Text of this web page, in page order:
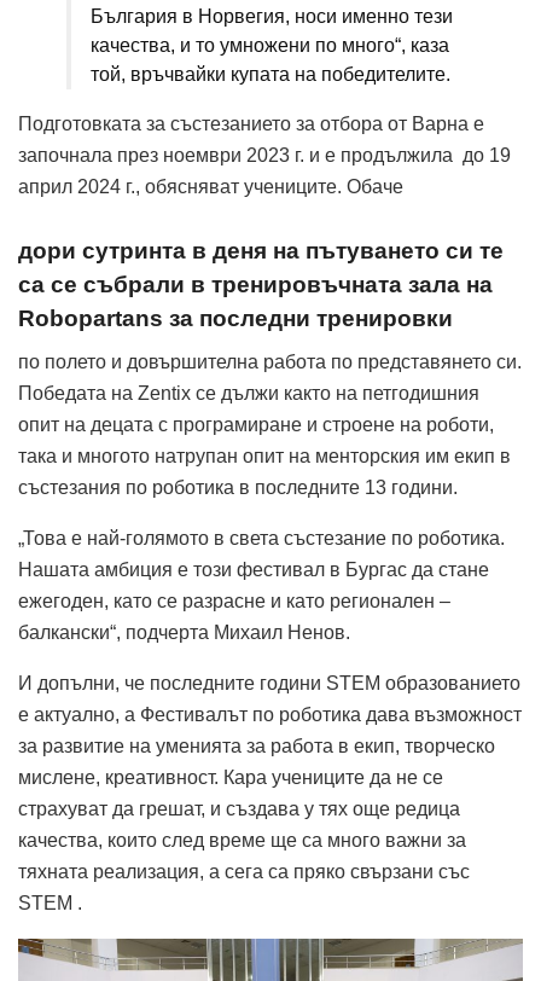
България в Норвегия, носи именно тези
качества, и то умножени по много“, каза
той, връчвайки купата на победителите.
Подготовката за състезанието за отбора от Варна е
започнала през ноември 2023 г. и е продължила до 19
април 2024 г., обясняват учениците. Обаче
дори сутринта в деня на пътуването си те
са се събрали в тренировъчната зала на
Robopartans за последни тренировки
по полето и довършителна работа по представянето си.
Победата на Zentix се дължи както на петгодишния
опит на децата с програмиране и строене на роботи,
така и многото натрупан опит на менторския им екип в
състезания по роботика в последните 13 години.
„Това е най-голямото в света състезание по роботика.
Нашата амбиция е този фестивал в Бургас да стане
ежегоден, като се разрасне и като регионален –
балкански“, подчерта Михаил Ненов.
И допълни, че последните години STEM образованието
е актуално, а Фестивалът по роботика дава възможност
за развитие на уменията за работа в екип, творческо
мислене, креативност. Кара учениците да не се
страхуват да грешат, и създава у тях още редица
качества, които след време ще са много важни за
тяхната реализация, а сега са пряко свързани със
STEM .